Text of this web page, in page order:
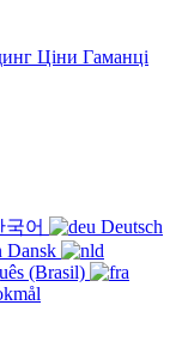
Ціни Гаманці
어
Deutsch
Dansk
(Brasil)